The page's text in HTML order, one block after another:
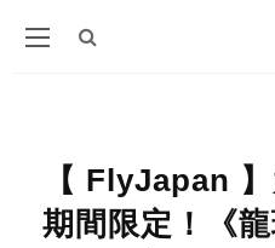
【 FlyJapan
期間限定！《